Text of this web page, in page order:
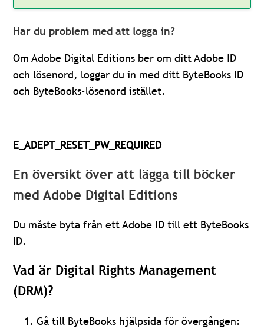
Har du problem med att logga in?
Om Adobe Digital Editions ber om ditt Adobe ID
och lösenord, loggar du in med ditt ByteBooks ID
och ByteBooks-lösenord istället.
E_ADEPT_RESET_PW_REQUIRED
En översikt över att lägga till böcker
med Adobe Digital Editions
Du måste byta från ett Adobe ID till ett ByteBooks
ID.
Vad är Digital Rights Management
(DRM)?
Gå till ByteBooks hjälpsida för övergången: